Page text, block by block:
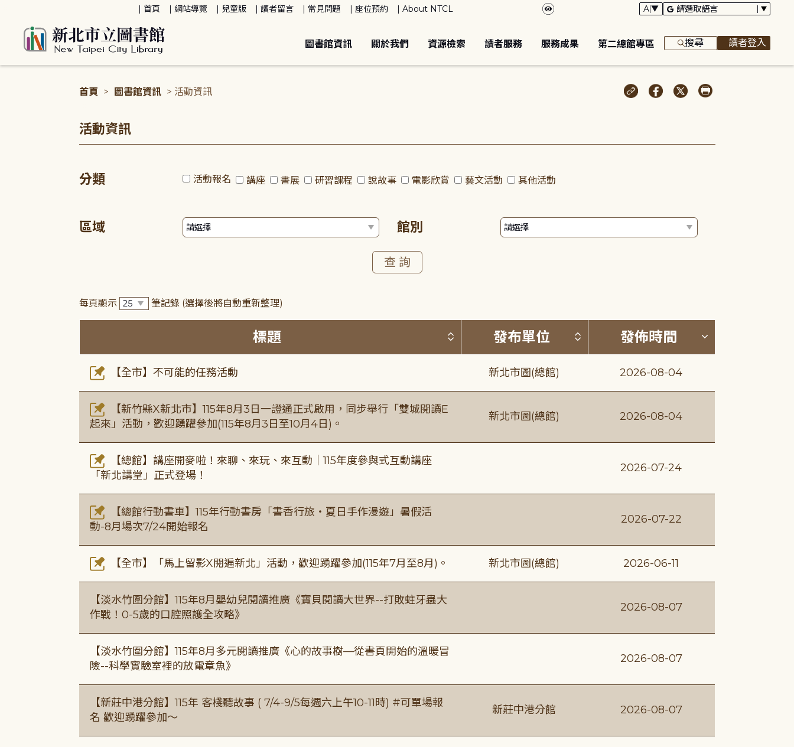
首頁 網站導覽 兒童版 讀者留言 常見問題 座位預約 About NTCL
圖書館資訊 關於我們 資源檢索 讀者服務 服務成果 第二總館專區 搜尋 讀者登入
首頁 > 圖書館資訊 > 活動資訊
活動資訊
分類 活動報名 講座 書展 研習課程 說故事 電影欣賞 藝文活動 其他活動
區域 館別
每頁顯示 筆記錄 (選擇後將自動重新整理)
標題 按標題排序 (升降冪)
發布單位 按發布單位排序 (升降冪)
發佈時間 按發佈時間
【全市】不可能的任務活動 新北市圖(總館) 2026-08-04
【新竹縣X新北市】115年8月3日一證通正式啟用，同步舉行「雙城閱讀E
起來」活動，歡迎踴躍參加(115年8月3日至10月4日)。
新北市圖(總館) 2026-08-04
【總館】講座開麥啦！來聊、來玩、來互動｜115年度參與式互動講座
「新北講堂」正式登場！
2026-07-24
【總館行動書車】115年行動書房「書香行旅・夏日手作漫遊」暑假活
動-8月場次7/24開始報名
2026-07-22
【全市】「馬上留影X閱遍新北」活動，歡迎踴躍參加(115年7月至8月)。 新北市圖(總館) 2026-06-11
【淡水竹圍分館】115年8月嬰幼兒閱讀推廣《寶貝閱讀大世界--打敗蛀牙蟲大
作戰！0-5歲的口腔照護全攻略》
2026-08-07
【淡水竹圍分館】115年8月多元閱讀推廣《心的故事樹—從書頁開始的溫暖冒
險--科學實驗室裡的放電章魚》
2026-08-07
【新莊中港分館】115年 客棧聽故事 ( 7/4-9/5每週六上午10-11時) #可單場報
名 歡迎踴躍參加～
新莊中港分館 2026-08-07